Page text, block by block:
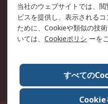
RSについて
会社概要
プレスリリース＆お知ら
全世界のRS
ESGへの取り組み（英語）
当社のウェブサイトでは、
ビスを提供し、表示される
ために、Cookieや類似の技
いては、 Cookieポリシ ーを
すべての
Cookie